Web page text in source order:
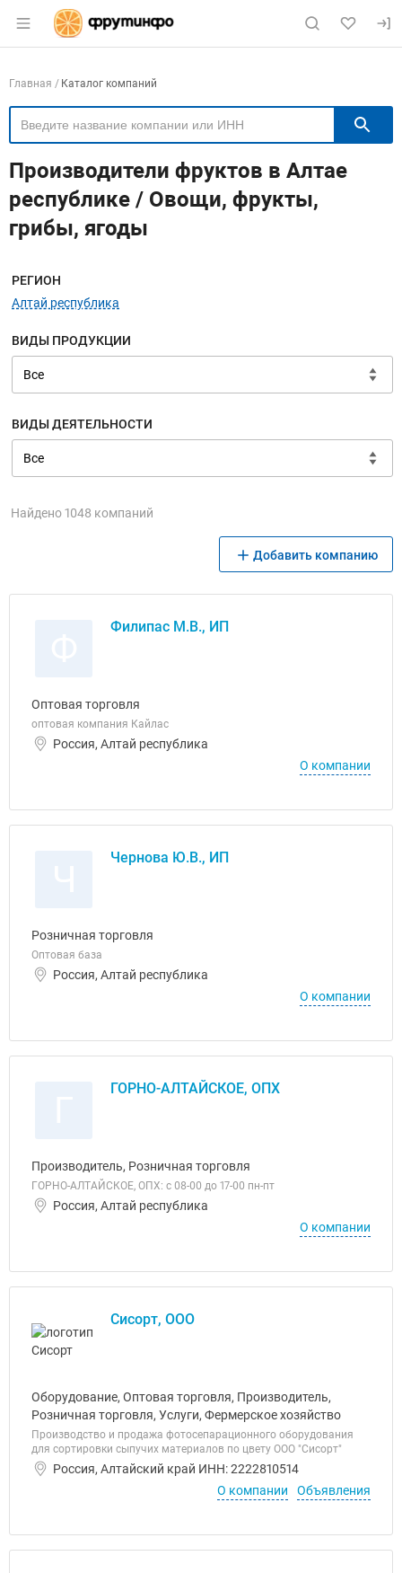
Раздел навигации по сайту fruitinfo.ru
Навигация по компаниям
Главная Каталог компаний
Производители фруктов в Алтае
республике / Овощи, фрукты,
грибы, ягоды
Меню навигации
РЕГИОН
Алтай республика
ВИДЫ ПРОДУКЦИИ
ВИДЫ ДЕЯТЕЛЬНОСТИ
Найдено 1048 компаний
Добавить компанию
Филипас М.В., ИП
Оптовая торговля
оптовая компания Кайлас
Россия, Алтай республика
О компании
Чернова Ю.В., ИП
Розничная торговля
Оптовая база
Россия, Алтай республика
О компании
ГОРНО-АЛТАЙСКОЕ, ОПХ
Производитель, Розничная торговля
ГОРНО-АЛТАЙСКОЕ, ОПХ: с 08-00 до 17-00 пн-пт
Россия, Алтай республика
О компании
Сисорт, ООО
Оборудование, Оптовая торговля, Производитель,
Розничная торговля, Услуги, Фермерское хозяйство
Производство и продажа фотосепарационного оборудования
для сортировки сыпучих материалов по цвету ООО "Сисорт"
Россия, Алтайский край ИНН: 2222810514
О компании
Объявления